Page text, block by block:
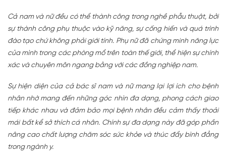
Cả nam và nữ đều có thể thành công trong nghề phẫu thuật, bởi
sự thành công phụ thuộc vào kỹ năng, sự cống hiến và quá trình
đào tạo chứ không phải giới tính. Phụ nữ đã chứng minh năng lực
của mình trong các phòng mổ trên toàn thế giới, thể hiện sự chính
xác và chuyên môn ngang bằng với các đồng nghiệp nam.
Sự hiện diện của cả bác sĩ nam và nữ mang lại lợi ích cho bệnh
nhân nhờ mang đến những góc nhìn đa dạng, phong cách giao
tiếp khác nhau và đảm bảo mọi bệnh nhân đều cảm thấy thoải
mái bất kể sở thích cá nhân. Chính sự đa dạng này đã góp phần
nâng cao chất lượng chăm sóc sức khỏe và thúc đẩy bình đẳng
trong ngành y.